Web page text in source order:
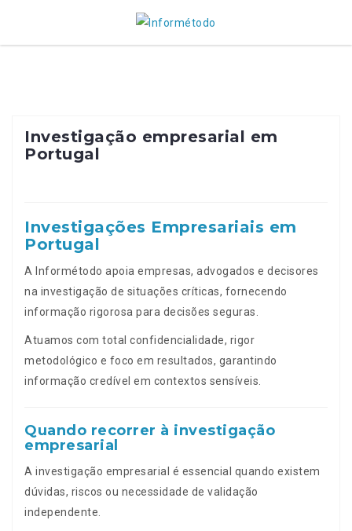
Investigação empresarial em
Portugal
Investigações Empresariais em
Portugal
A Informétodo apoia empresas, advogados e decisores
na investigação de situações críticas, fornecendo
informação rigorosa para decisões seguras.
Atuamos com total confidencialidade, rigor
metodológico e foco em resultados, garantindo
informação credível em contextos sensíveis.
Quando recorrer à investigação
empresarial
A investigação empresarial é essencial quando existem
dúvidas, riscos ou necessidade de validação
independente.